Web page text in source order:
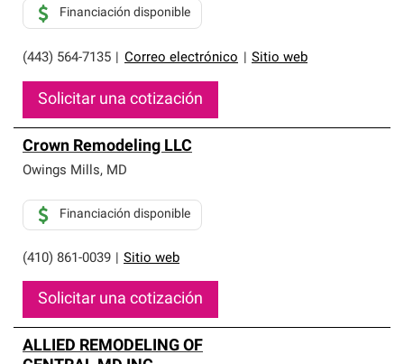
(443) 564-7135 Correo electrónico Sitio web
Financiación disponible
Solicitar una cotización
Crown Remodeling LLC
Owings Mills, MD
(410) 861-0039 Sitio web
Financiación disponible
Solicitar una cotización
ALLIED REMODELING OF